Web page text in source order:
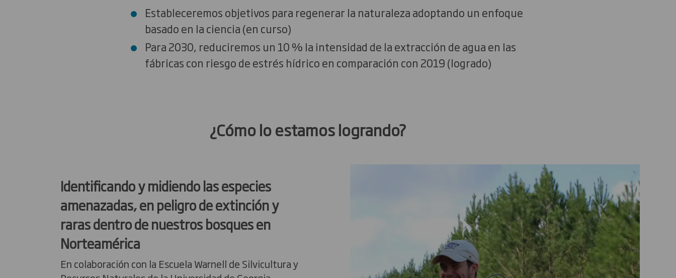
Estableceremos objetivos para regenerar la naturaleza adoptando un enfoque
basado en la ciencia (en curso)
Para 2030, reduciremos un 10 % la intensidad de la extracción de agua en las
fábricas con riesgo de estrés hídrico en comparación con 2019 (logrado)
¿Cómo lo estamos logrando?
Identificando y midiendo las especies
amenazadas, en peligro de extinción y
raras dentro de nuestros bosques en
Norteamérica
En colaboración con la Escuela Warnell de Silvicultura y